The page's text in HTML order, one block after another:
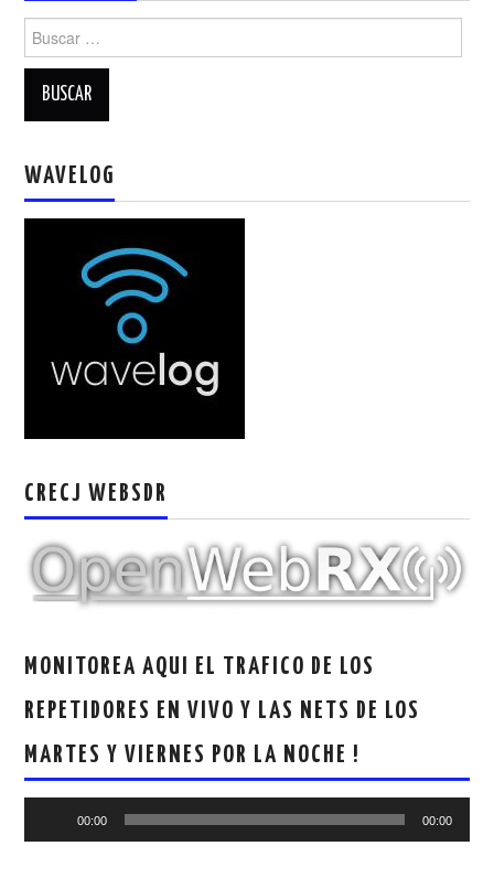
Buscar:
WAVELOG
CRECJ WEBSDR
MONITOREA AQUI EL TRAFICO DE LOS
REPETIDORES EN VIVO Y LAS NETS DE LOS
MARTES Y VIERNES POR LA NOCHE !
00:00 00:00